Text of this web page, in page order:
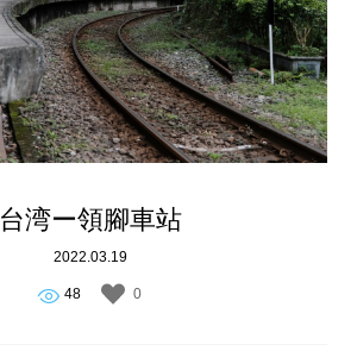
台湾ー領腳車站
2022.03.19
48 0